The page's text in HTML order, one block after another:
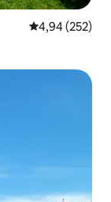
4,94 de uma
4,94 (252)